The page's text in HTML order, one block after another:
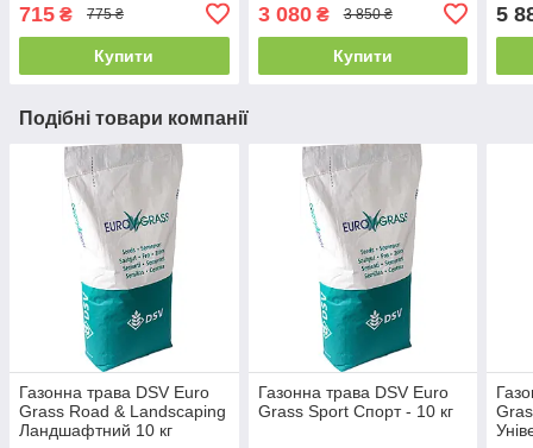
715 ₴ 775 ₴
Купити
3 080₴ 3 850 ₴
Купити
5
Подібні товари компанії
Газонна трава DSV Euro
Grass Road & Landscaping
Ландшафтний 10 кг
Газонна трава DSV Euro
Grass Sport Спорт - 10 кг